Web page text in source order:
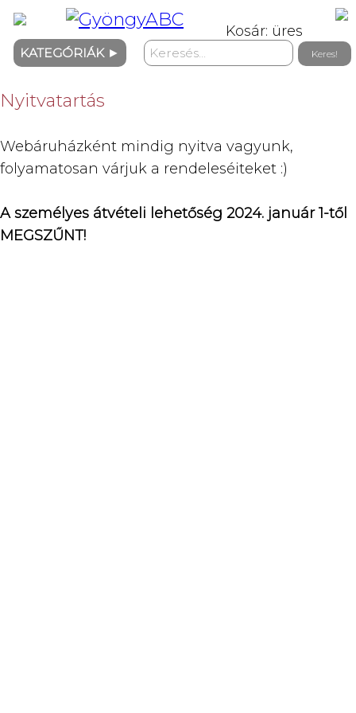
Kosár: üres
KATEGÓRIÁK►
Nyitvatartás
Webáruházként mindig nyitva vagyunk,
folyamatosan várjuk a rendeleséiteket :)
A személyes átvételi lehetőség 2024. január 1-től
MEGSZŰNT!